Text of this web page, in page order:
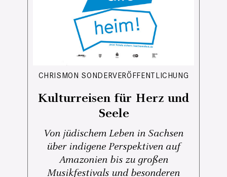
CHRISMON SONDERVERÖFFENTLICHUNG
Kulturreisen für Herz und
Seele
Von jüdischem Leben in Sachsen
über indigene Perspektiven auf
Amazonien bis zu großen
Musikfestivals und besonderen